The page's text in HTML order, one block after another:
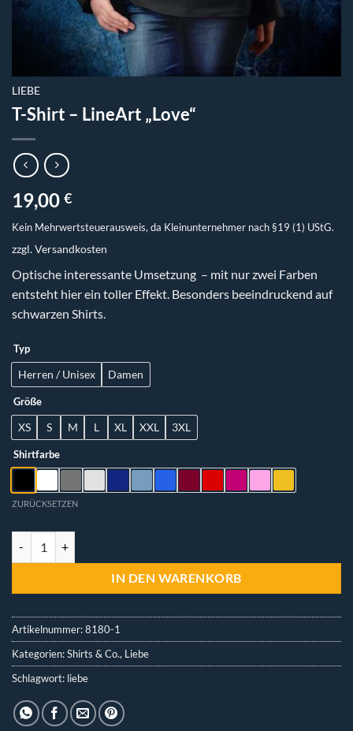
LIEBE
T-Shirt – LineArt „Love“
19,00 €
Kein Mehrwertsteuerausweis, da Kleinunternehmer nach §19 (1) UStG.
zzgl.Versandkosten
Optische interessante Umsetzung – mit nur zwei Farben
entsteht hier ein toller Effekt. Besonders beeindruckend auf
schwarzen Shirts.
Typ
Herren / Unisex Damen
Größe
XS S M L XL XXL 3XL
Shirtfarbe
ZURÜCKSETZEN
IN DEN WARENKORB
Artikelnummer:8180-1
Kategorien:Shirts & Co., Liebe
Schlagwort: liebe